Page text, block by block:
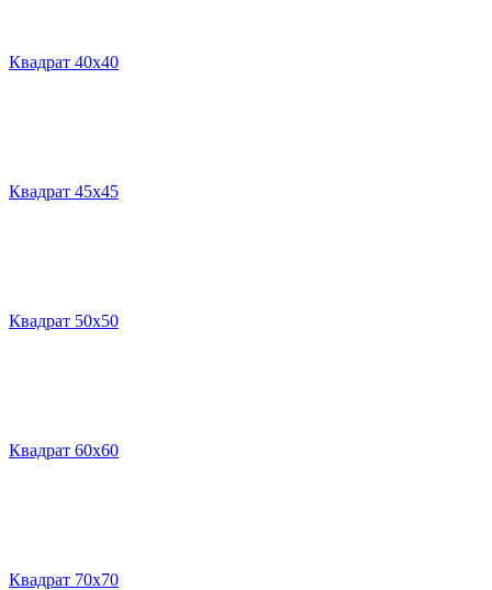
Квадрат 40х40
Квадрат 45х45
Квадрат 50х50
Квадрат 60х60
Квадрат 70х70